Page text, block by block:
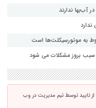
آب‌بها ندارند
به موتورسیکلت‌ها است
سبب بروز مشکلات می شود
تایید توسط تیم مدیریت در وب